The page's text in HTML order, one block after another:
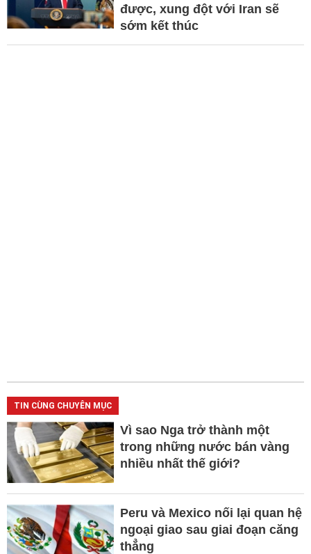
được, xung đột với Iran sẽ
sớm kết thúc
TIN CÙNG CHUYÊN MỤC
Vì sao Nga trở thành một
trong những nước bán vàng
nhiều nhất thế giới?
Peru và Mexico nối lại quan hệ
ngoại giao sau giai đoạn căng
thẳng